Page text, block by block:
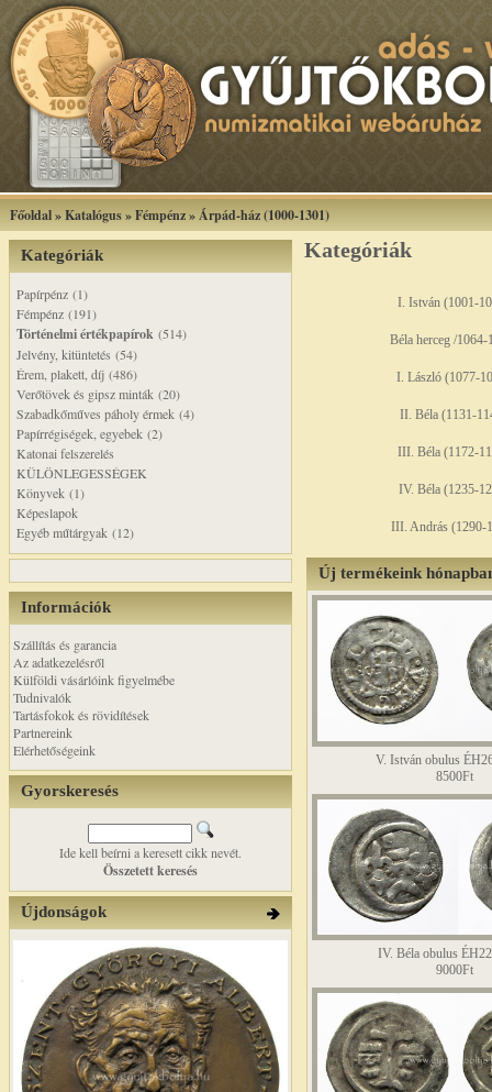
Főoldal»Katalógus»Fémpénz»Árpád-ház (1000-1301)
Kategóriák
Papírpénz (1)
Fémpénz (191)
Történelmi értékpapírok (514)
Jelvény, kitüntetés (54)
Érem, plakett, díj (486)
Verőtövek és gipsz minták (20)
Szabadkőműves páholy érmek (4)
Papírrégiségek, egyebek (2)
Katonai felszerelés
KÜLÖNLEGESSÉGEK
Könyvek (1)
Képeslapok
Egyéb műtárgyak (12)
Információk
Szállítás és garancia
Az adatkezelésről
Külföldi vásárlóink figyelmébe
Tudnivalók
Tartásfokok és rövidítések
Partnereink
Elérhetőségeink
Gyorskeresés
Ide kell beírni a keresett cikk nevét.
Összetett keresés
Újdonságok
Kategóriák
I. István (1001-
Béla herceg /1064-
I. László (1077-
II. Béla (1131-
III. Béla (1172-
IV. Béla (1235-
III. András (1290-
Új termékeink
V. István obulus
8500Ft
IV. Béla obulus
9000Ft